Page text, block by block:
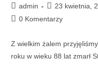
admin 23 kwietnia,
0 Komentarzy
Z wielkim żalem
roku w wieku 88 lat zmarł